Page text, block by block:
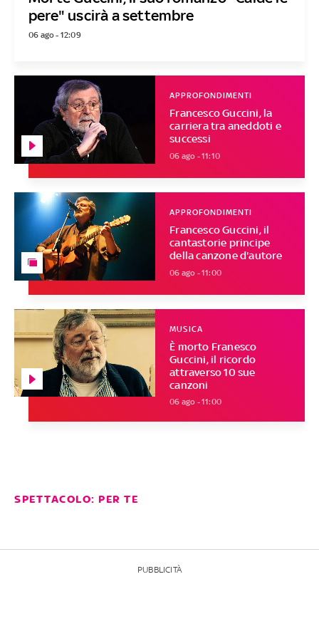
pere" uscirà a settembre
06 ago - 12:09
Francesco Guccini, la
carriera tra aneddoti e
successi
APPROFONDIMENTI
06 ago - 11:10
Francesco Guccini, il
cantastorie principe
della canzone d'autore
APPROFONDIMENTI
06 ago - 11:00
È morto Franesco
Guccini, il ricordo
attraverso 10 sue
canzoni
MUSICA
06 ago - 11:00
SPETTACOLO: PER TE
PUBBLICITÀ